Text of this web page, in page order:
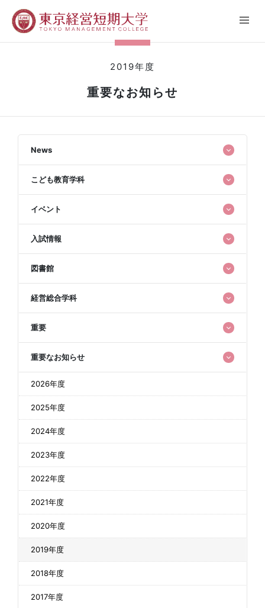
2019年度
重要なお知らせ
News
こども教育学科
イベント
入試情報
図書館
経営総合学科
重要
重要なお知らせ
2026年度
2025年度
2024年度
2023年度
2022年度
2021年度
2020年度
2019年度
2018年度
2017年度